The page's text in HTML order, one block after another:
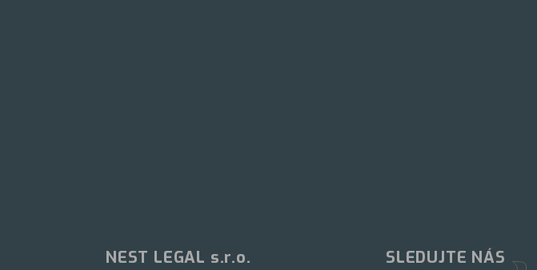
NEST LEGAL s.r.o. SLEDUJTE NÁS